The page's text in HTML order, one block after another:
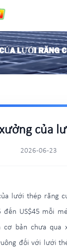
LƯỚI RĂNG
của
2026-06-23
lưới thép răng
đến US$45 mỗi
cơ bản chưa qua
đối với lưới